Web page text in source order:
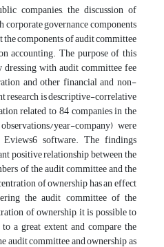
companies, the discussion of
governance components
components of audit committee
accounting. The purpose of this
with audit committee fee
and other financial and non-
research is descriptive-correlative
related to 84 companies in the
year-company) were
software. The findings
positive relationship between the
of the audit committee and the
of ownership has an effect
the audit committee of the
of ownership, it is possible to
a great extent and compare the
audit committee and ownership as